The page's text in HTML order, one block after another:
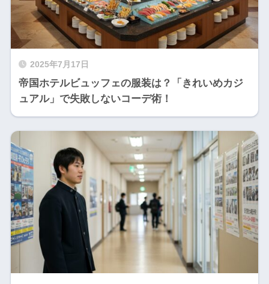
2025年7月17日
帝国ホテルビュッフェの服装は？「きれいめカジ
ュアル」で失敗しないコーデ術！